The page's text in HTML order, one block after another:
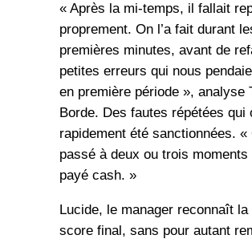
« Après la mi-temps, il fallait
proprement. On l’a fait durant
premières minutes, avant de
petites erreurs qui nous
en première période », analyse
Borde. Des fautes répétées qui
rapidement été sanctionnées. «
passé à deux ou trois moments
payé cash. »
Lucide, le manager reconnaît
score final, sans pour autant